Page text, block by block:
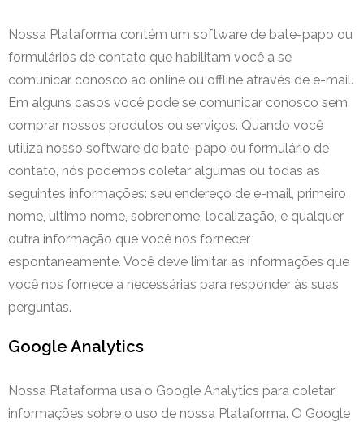
Nossa Plataforma contém um software de bate-papo ou
formulários de contato que habilitam você a se
comunicar conosco ao online ou offline através de e-mail.
Em alguns casos você pode se comunicar conosco sem
comprar nossos produtos ou serviços. Quando você
utiliza nosso software de bate-papo ou formulário de
contato, nós podemos coletar algumas ou todas as
seguintes informações: seu endereço de e-mail, primeiro
nome, ultimo nome, sobrenome, localização, e qualquer
outra informação que você nos fornecer
espontaneamente. Você deve limitar as informações que
você nos fornece a necessárias para responder às suas
perguntas.
Google Analytics
Nossa Plataforma usa o Google Analytics para coletar
informações sobre o uso de nossa Plataforma. O Google